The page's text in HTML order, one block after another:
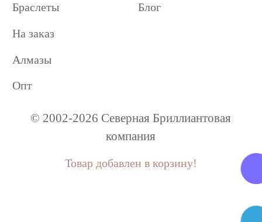
Браслеты
На заказ
Алмазы
Опт
Блог
© 2002-2026 Северная Бриллиантовая
компания
Товар добавлен в корзину!